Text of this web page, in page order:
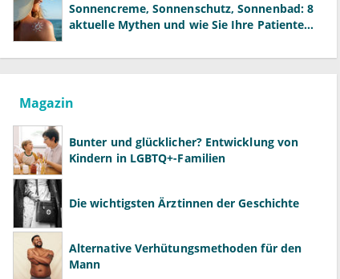
Sonnencreme, Sonnenschutz, Sonnenbad: 8
aktuelle Mythen und wie Sie Ihre Patienten
Magazin
Bunter und glücklicher? Entwicklung von
Kindern in LGBTQ+-Familien
Die wichtigsten Ärztinnen der Geschichte
Alternative Verhütungsmethoden für den
Mann